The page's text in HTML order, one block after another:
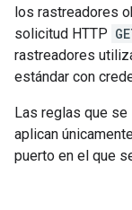
los rastreadores
solicitud HTTP
rastreadores
estándar con
Las reglas que
aplican
puerto en el que